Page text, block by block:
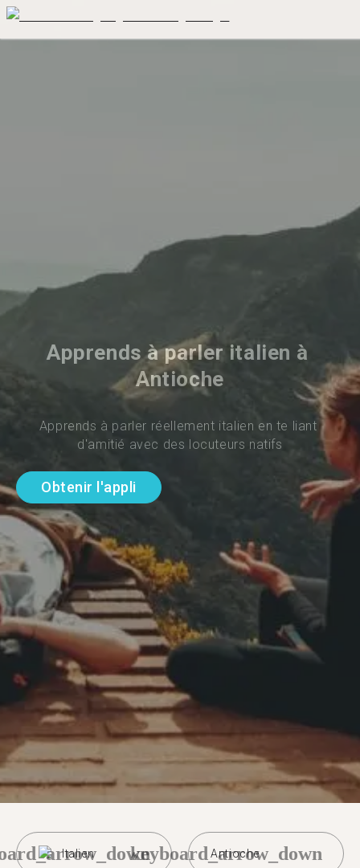
Apprends à parler italien à
Antioche
Apprends à parler réellement italien en te liant
d'amitié avec des locuteurs natifs
Obtenir l'appli
Italien Antioche
keyboard_arrow_down